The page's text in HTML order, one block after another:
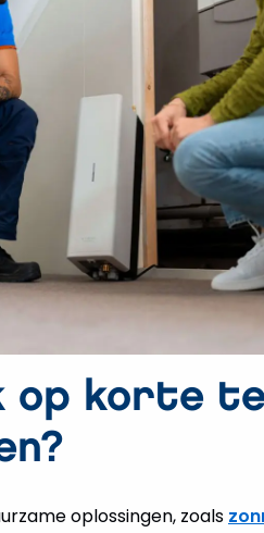
op korte
oplossingen, zoals